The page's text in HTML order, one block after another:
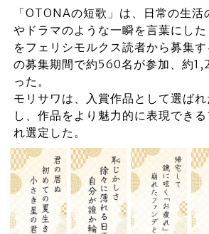
「OTONAの短歌」は、日常の生活
やドラマのような一瞬を言葉にした
をフェリシモルクス読者から募集
の募集期間で約560名が参加、約
った。
モリサワは、入賞作品として選ば
し、作品をより魅力的に表現でき
れ選定した。